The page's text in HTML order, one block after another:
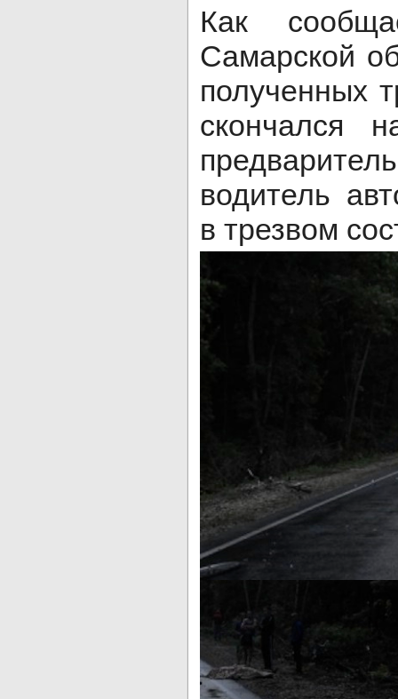
Как
Самарской
полученных
скончался
водитель
в трезвом